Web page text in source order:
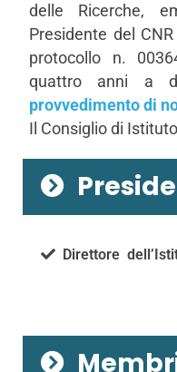
delle Ricerche,
Presidente del
protocollo n.
quattro anni a
provvedimento di
Il Consiglio di
Direttore